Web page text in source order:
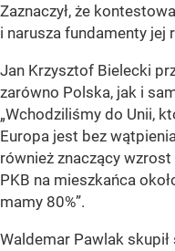
Zaznaczył, że
i narusza fundamenty jej
Jan Krzysztof Bielecki
zarówno Polska, jak i
„Wchodziliśmy do Unii,
Europa jest bez
również znaczący
PKB na mieszkańca
mamy 80%”.
Waldemar Pawlak